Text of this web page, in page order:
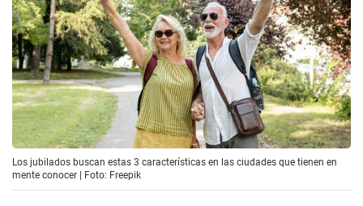
Los jubilados buscan estas 3 características en las ciudades que tienen en
mente conocer | Foto: Freepik